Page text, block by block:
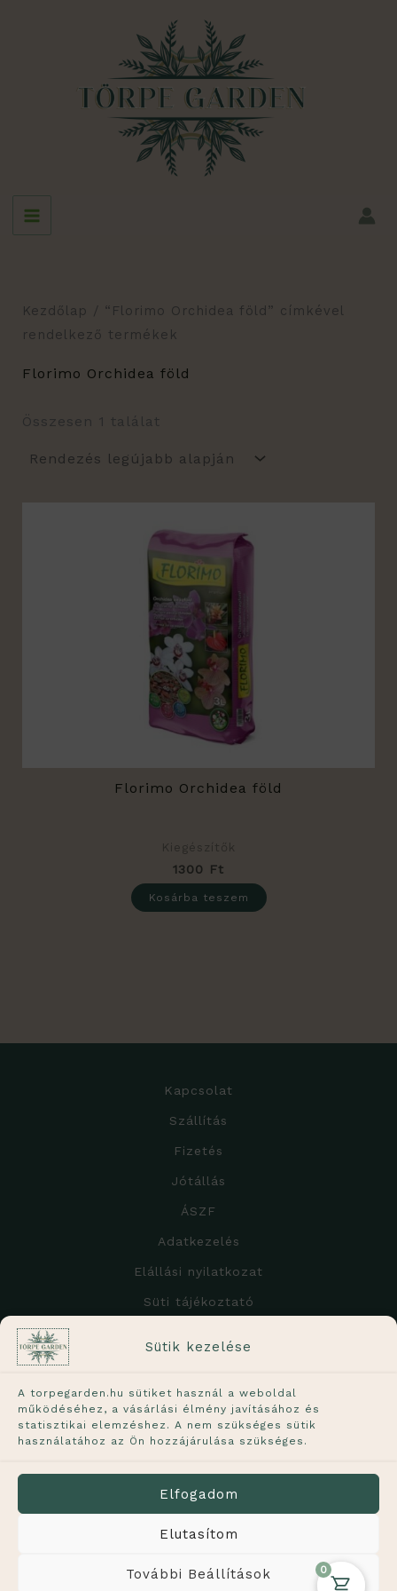
Sütik kezelése
A torpegarden.hu sütiket használ a weboldal
működéséhez, a vásárlási élmény javításához és
statisztikai elemzéshez. A nem szükséges sütik
használatához az Ön hozzájárulása szükséges.
Elfogadom
Elutasítom
További Beállítások
Kezdőlap / “Florimo Orchidea föld” címkével
rendelkező termékek
Florimo Orchidea föld
Összesen 1 találat
Florimo Orchidea föld
Kiegészítők
1300
Ft
Kosárba teszem
Kapcsolat
Szállítás
Fizetés
Jótállás
ÁSZF
Adatkezelés
Elállási nyilatkozat
Süti tájékoztató
A weboldalon feltüntetett árak
A növények élő termékek, ezért a képen láthatótól
kisebb mértékben eltérhetnek. A feltüntetett méret
a növény hozzávetőleges méretét jelöli.
0